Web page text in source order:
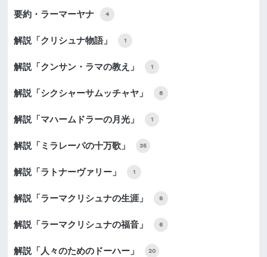
要約・ラーマーヤナ 4
解説「クリシュナ物語」 1
解説「クンサン・ラマの教え」 1
解説「シクシャーサムッチャヤ」 8
解説「マハームドラーの月光」 1
解説「ミラレーパの十万歌」 35
解説「ラトナーヴァリー」 1
解説「ラーマクリシュナの生涯」 6
解説「ラーマクリシュナの福音」 6
解説「人々のためのドーハー」 20